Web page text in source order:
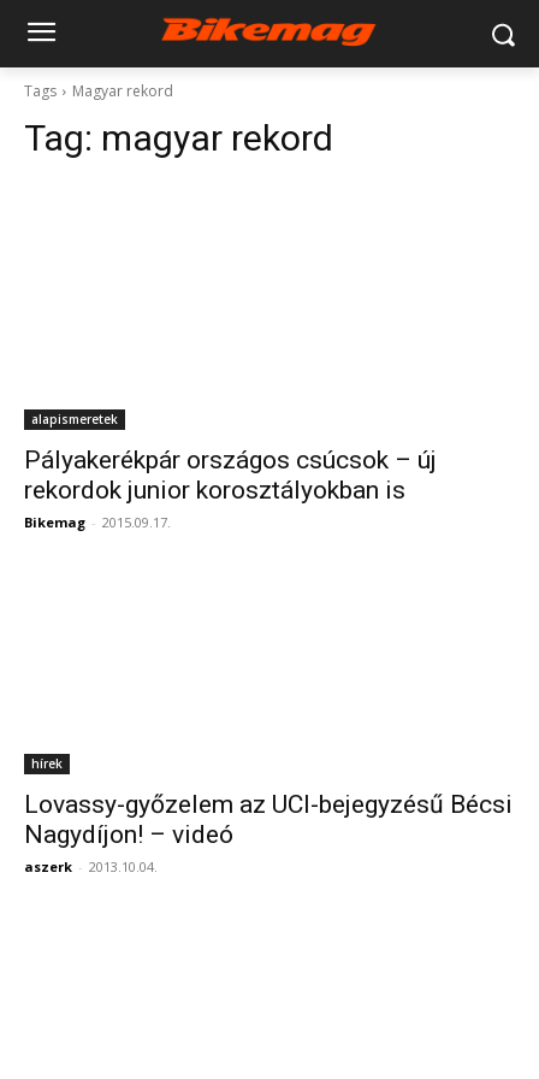
Tags Magyar rekord
Tag: magyar rekord
alapismeretek
Pályakerékpár országos csúcsok – új
rekordok junior korosztályokban is
Bikemag - 2015.09.17.
hírek
Lovassy-győzelem az UCI-bejegyzésű Bécsi
Nagydíjon! – videó
aszerk - 2013.10.04.